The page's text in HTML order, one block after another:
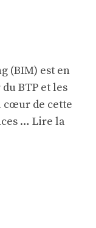
(BIM) est en
BTP et les
cœur de cette
… Lire la